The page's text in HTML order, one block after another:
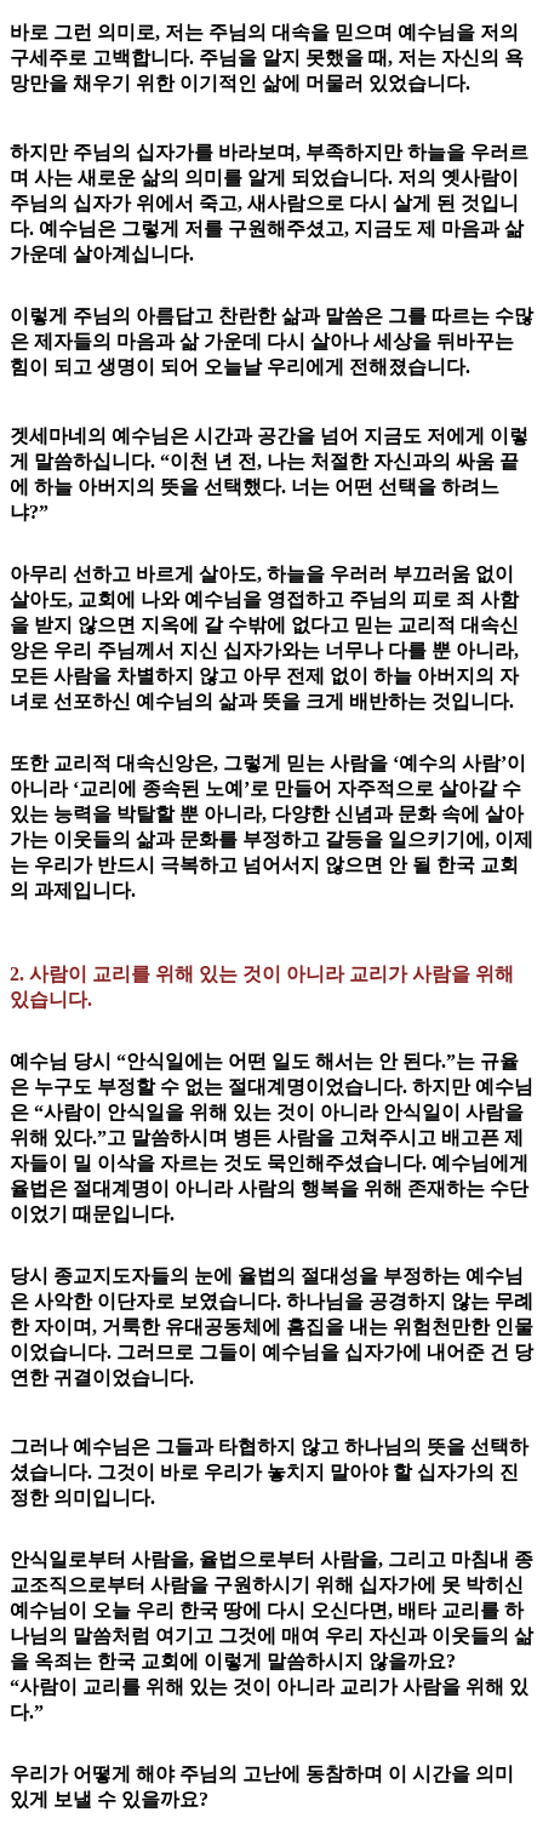
바로 그런 의미로, 저는 주님의 대속을 믿으며 예수님을 저의
구세주로 고백합니다. 주님을 알지 못했을 때, 저는 자신의 욕
망만을 채우기 위한 이기적인 삶에 머물러 있었습니다.
하지만 주님의 십자가를 바라보며, 부족하지만 하늘을 우러르
며 사는 새로운 삶의 의미를 알게 되었습니다. 저의 옛사람이
주님의 십자가 위에서 죽고, 새사람으로 다시 살게 된 것입니
다. 예수님은 그렇게 저를 구원해주셨고, 지금도 제 마음과 삶
가운데 살아계십니다.
이렇게 주님의 아름답고 찬란한 삶과 말씀은 그를 따르는 수많
은 제자들의 마음과 삶 가운데 다시 살아나 세상을 뒤바꾸는
힘이 되고 생명이 되어 오늘날 우리에게 전해졌습니다.
겟세마네의 예수님은 시간과 공간을 넘어 지금도 저에게 이렇
게 말씀하십니다. “이천 년 전, 나는 처절한 자신과의 싸움 끝
에 하늘 아버지의 뜻을 선택했다. 너는 어떤 선택을 하려느
냐?”
아무리 선하고 바르게 살아도, 하늘을 우러러 부끄러움 없이
살아도, 교회에 나와 예수님을 영접하고 주님의 피로 죄 사함
을 받지 않으면 지옥에 갈 수밖에 없다고 믿는 교리적 대속신
앙은 우리 주님께서 지신 십자가와는 너무나 다를 뿐 아니라,
모든 사람을 차별하지 않고 아무 전제 없이 하늘 아버지의 자
녀로 선포하신 예수님의 삶과 뜻을 크게 배반하는 것입니다.
또한 교리적 대속신앙은, 그렇게 믿는 사람을 ‘예수의 사람’이
아니라 ‘교리에 종속된 노예’로 만들어 자주적으로 살아갈 수
있는 능력을 박탈할 뿐 아니라, 다양한 신념과 문화 속에 살아
가는 이웃들의 삶과 문화를 부정하고 갈등을 일으키기에, 이제
는 우리가 반드시 극복하고 넘어서지 않으면 안 될 한국 교회
의 과제입니다.
2. 사람이 교리를 위해 있는 것이 아니라 교리가 사람을 위해
있습니다.
예수님 당시 “안식일에는 어떤 일도 해서는 안 된다.”는 규율
은 누구도 부정할 수 없는 절대계명이었습니다. 하지만 예수님
은 “사람이 안식일을 위해 있는 것이 아니라 안식일이 사람을
위해 있다.”고 말씀하시며 병든 사람을 고쳐주시고 배고픈 제
자들이 밀 이삭을 자르는 것도 묵인해주셨습니다. 예수님에게
율법은 절대계명이 아니라 사람의 행복을 위해 존재하는 수단
이었기 때문입니다.
당시 종교지도자들의 눈에 율법의 절대성을 부정하는 예수님
은 사악한 이단자로 보였습니다. 하나님을 공경하지 않는 무례
한 자이며, 거룩한 유대공동체에 흠집을 내는 위험천만한 인물
이었습니다. 그러므로 그들이 예수님을 십자가에 내어준 건 당
연한 귀결이었습니다.
그러나 예수님은 그들과 타협하지 않고 하나님의 뜻을 선택하
셨습니다. 그것이 바로 우리가 놓치지 말아야 할 십자가의 진
정한 의미입니다.
안식일로부터 사람을, 율법으로부터 사람을, 그리고 마침내 종
교조직으로부터 사람을 구원하시기 위해 십자가에 못 박히신
예수님이 오늘 우리 한국 땅에 다시 오신다면, 배타 교리를 하
나님의 말씀처럼 여기고 그것에 매여 우리 자신과 이웃들의 삶
을 옥죄는 한국 교회에 이렇게 말씀하시지 않을까요?
“사람이 교리를 위해 있는 것이 아니라 교리가 사람을 위해 있
다.”
우리가 어떻게 해야 주님의 고난에 동참하며 이 시간을 의미
있게 보낼 수 있을까요?